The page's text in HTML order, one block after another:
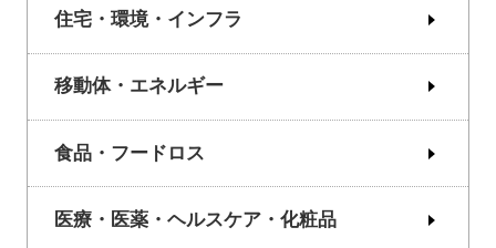
住宅・環境・インフラ
移動体・エネルギー
食品・フードロス
医療・医薬・ヘルスケア・化粧品